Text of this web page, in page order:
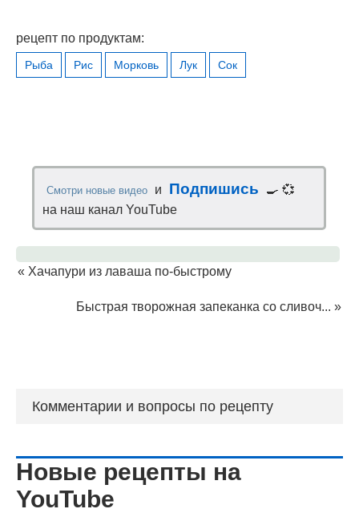
рецепт по продуктам:
Рыба Рис Морковь Лук Сок
Смотри новые видео и Подпишись
🍳 💞
на наш канал YouTube
« Хачапури из лаваша по-быстрому
Быстрая творожная запеканка со сливоч... »
Комментарии и вопросы по рецепту
Новые рецепты на
YouTube